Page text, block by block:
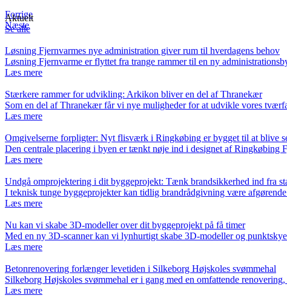
Forrige
Næste
Aktuelt
Se alle
Løsning Fjernvarmes nye administration giver rum til hverdagens behov
Løsning Fjernvarme er flyttet fra trange rammer til en ny
Læs mere
Stærkere rammer for udvikling: Arkikon bliver en del af Thranekær
Som en del af Thranekær får vi nye muligheder for at udvikle vores
Læs mere
Omgivelserne forpligter: Nyt flisværk i Ringkøbing er bygget til at blive
Den centrale placering i byen er tænkt nøje ind i designet af
Læs mere
Undgå omprojektering i dit byggeprojekt: Tænk brandsikkerhed ind fra
I teknisk tunge byggeprojekter kan tidlig brandrådgivning være
Læs mere
Nu kan vi skabe 3D-modeller over dit byggeprojekt på få timer
Med en ny 3D-scanner kan vi lynhurtigt skabe 3D-modeller og
Læs mere
Betonrenovering forlænger levetiden i Silkeborg Højskoles svømmehal
Silkeborg Højskoles svømmehal er i gang med en omfattende
Læs mere